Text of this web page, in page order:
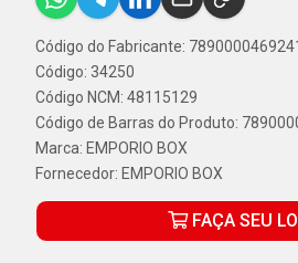
Código do Fabricante: 7890000469241
Código: 34250
Código NCM: 48115129
Código de Barras do Produto:
Marca: EMPORIO BOX
Fornecedor: EMPORIO BOX
FAÇA SEU